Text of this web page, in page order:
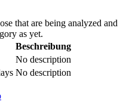
that are being analyzed and
as yet.
Beschreibung
No description
No description